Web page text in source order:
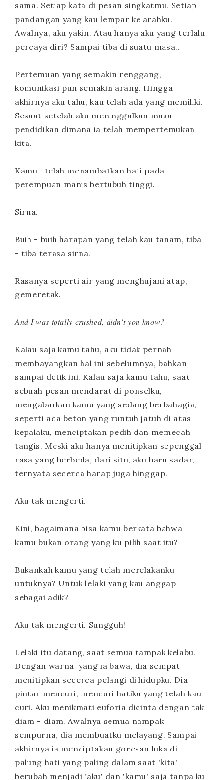
sama. Setiap kata di pesan singkatmu. Setiap
pandangan yang kau lempar ke arahku.
Awalnya, aku yakin. Atau hanya aku yang terlalu
percaya diri? Sampai tiba di suatu masa..
Pertemuan yang semakin renggang,
komunikasi pun semakin arang. Hingga
akhirnya aku tahu, kau telah ada yang memiliki.
Sesaat setelah aku meninggalkan masa
pendidikan dimana ia telah mempertemukan
kita.
Kamu.. telah menambatkan hati pada
perempuan manis bertubuh tinggi.
Sirna.
Buih - buih harapan yang telah kau tanam, tiba
- tiba terasa sirna.
Rasanya seperti air yang menghujani atap,
gemeretak.
And I was totally crushed, didn't you know?
Kalau saja kamu tahu, aku tidak pernah
membayangkan hal ini sebelumnya, bahkan
sampai detik ini. Kalau saja kamu tahu, saat
sebuah pesan mendarat di ponselku,
mengabarkan kamu yang sedang berbahagia,
seperti ada beton yang runtuh jatuh di atas
kepalaku, menciptakan pedih dan memecah
tangis. Meski aku hanya menitipkan sepenggal
rasa yang berbeda, dari situ, aku baru sadar,
ternyata secerca harap juga hinggap.
Aku tak mengerti.
Kini, bagaimana bisa kamu berkata bahwa
kamu bukan orang yang ku pilih saat itu?
Bukankah kamu yang telah merelakanku
untuknya? Untuk lelaki yang kau anggap
sebagai adik?
Aku tak mengerti. Sungguh!
Lelaki itu datang, saat semua tampak kelabu.
Dengan warna yang ia bawa, dia sempat
menitipkan secerca pelangi di hidupku. Dia
pintar mencuri, mencuri hatiku yang telah kau
curi. Aku menikmati euforia dicinta dengan tak
diam - diam. Awalnya semua nampak
sempurna, dia membuatku melayang. Sampai
akhirnya ia menciptakan goresan luka di
palung hati yang paling dalam saat 'kita'
berubah menjadi 'aku' dan 'kamu' saja tanpa ku